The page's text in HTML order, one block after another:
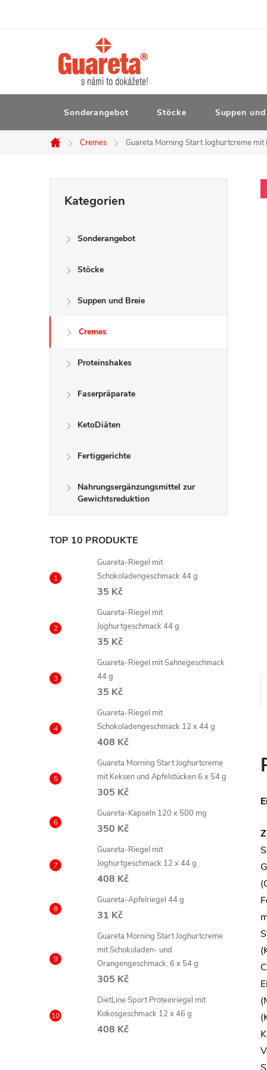
Sonderangebot Stöcke Suppen
Startseite
Cremes Guareta Morning Start Joghurtcreme
e
n
e
überspringen
Kategorien
Sonderangebot
Stöcke
Suppen und Breie
Cremes
Proteinshakes
Faserpräparate
KetoDiäten
Fertiggerichte
Nahrungsergänzungsmittel zur
Gewichtsreduktion
TOP 10 PRODUKTE
Guareta-Riegel mit
Schokoladengeschmack 44 g
35 Kč
Guareta-Riegel mit
Joghurtgeschmack 44 g
35 Kč
Guareta-Riegel mit Sahnegeschmack
44 g
35 Kč
Guareta-Riegel mit
Schokoladengeschmack 12 x 44 g
408 Kč
Guareta Morning Start Joghurtcreme
mit Keksen und Apfelstücken 6 x 54 g
305 Kč
Guareta-Kapseln 120 x 500 mg
350 Kč
Guareta-Riegel mit
Joghurtgeschmack 12 x 44 g
408 Kč
Guareta-Apfelriegel 44 g
31 Kč
Guareta Morning Start Joghurtcreme
mit Schokoladen- und
Orangengeschmack, 6 x 54 g
305 Kč
DietLine Sport Proteinriegel mit
Kokosgeschmack 12 x 46 g
408 Kč